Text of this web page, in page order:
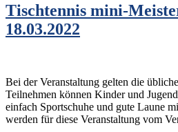
Tischtennis mini-
18.03.2022
Bei der Veranstaltung gelten die
Teilnehmen können Kinder und
einfach Sportschuhe und gute Laune
werden für diese Veranstaltung vom